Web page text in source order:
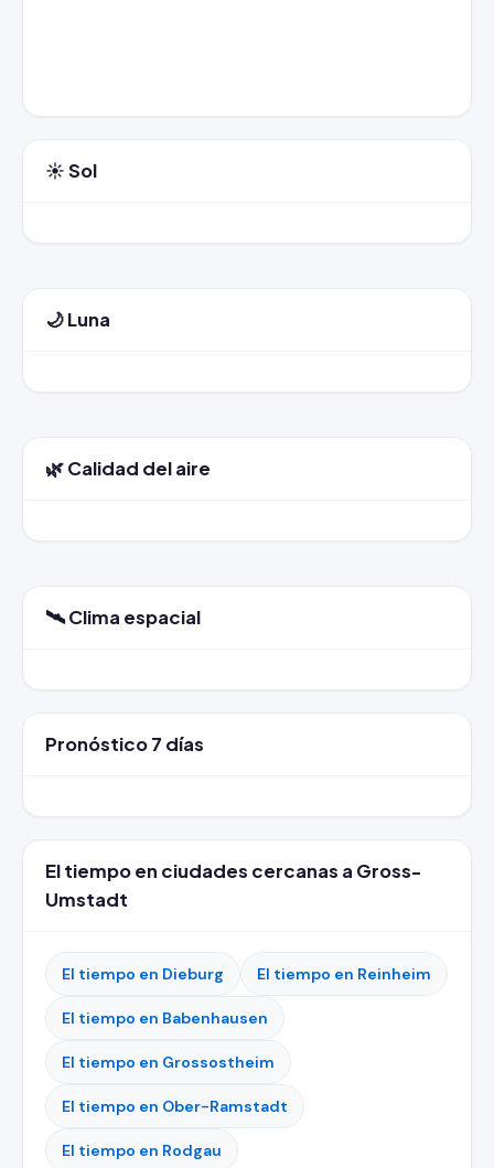
☀️ Sol
🌙 Luna
🌿 Calidad del aire
🛰️ Clima espacial
Pronóstico 7 días
El tiempo en ciudades cercanas a Gross-
Umstadt
El tiempo en Dieburg El tiempo en Reinheim
El tiempo en Babenhausen
El tiempo en Grossostheim
El tiempo en Ober-Ramstadt
El tiempo en Rodgau